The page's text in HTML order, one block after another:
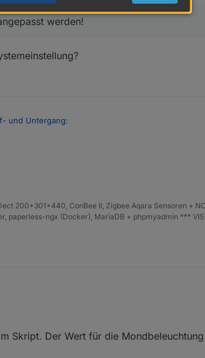
werden!
und Untergang:
angepasst werden!
200+301+440, ConBee II, Zigbee Aqara Sensoren +
paperless-ngx (Docker), MariaDB + phpmyadmin ***
Skript. Der Wert für die